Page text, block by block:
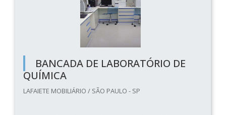
BANCADA DE LABORATÓRIO DE
QUÍMICA
LAFAIETE MOBILIÁRIO / SÃO PAULO - SP